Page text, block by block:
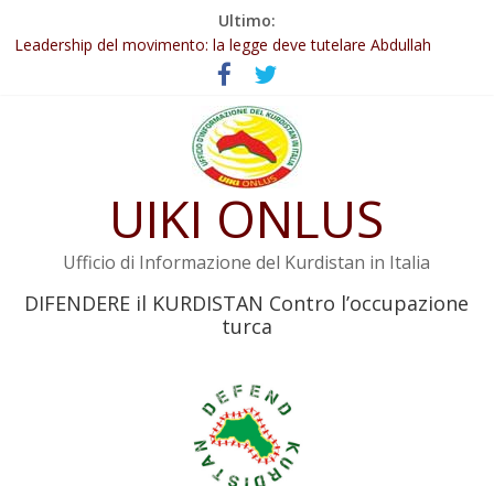
Ultimo:
Abdullah Öcalan: Le legge negativa deve essere trasformata in
legge positiva
Leadership del movimento: la legge deve tutelare Abdullah
Öcalan e l’intero movimento
Commissione donne del KNK: Şengal è di nuovo sotto minaccia
Non tenere conto della situazione di Rêber Apo ostacolerebbe
Il KNK chiede un’azione internazionale contro i crimini di guerra
UIKI ONLUS
Ufficio di Informazione del Kurdistan in Italia
DIFENDERE il KURDISTAN Contro l’occupazione
turca